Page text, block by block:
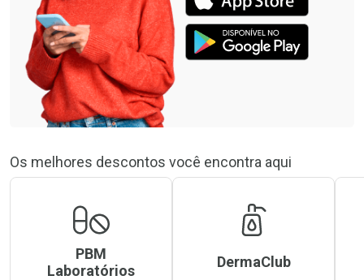
Os melhores descontos você encontra aqui
PBM
Laboratórios
DermaClub